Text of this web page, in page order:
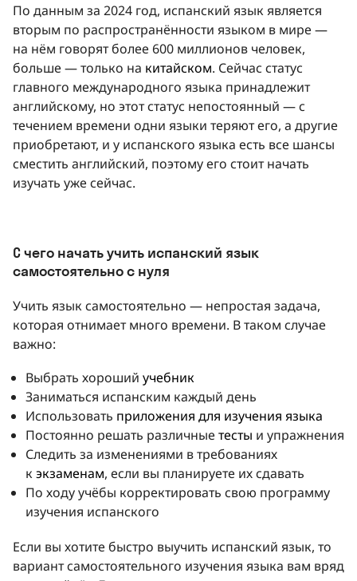
По данным за 2024 год, испанский язык является
вторым по распространённости языком в мире —
на нём говорят более 600 миллионов человек,
больше — только на китайском. Сейчас статус
главного международного языка принадлежит
английскому, но этот статус непостоянный — с
течением времени одни языки теряют его, а другие
приобретают, и у испанского языка есть все шансы
сместить английский, поэтому его стоит начать
изучать уже сейчас.
С чего начать учить испанский язык
самостоятельно с нуля
Учить язык самостоятельно — непростая задача,
которая отнимает много времени. В таком случае
важно:
Выбрать хороший учебник
Заниматься испанским каждый день
Использовать приложения для изучения языка
Постоянно решать различные тесты и упражнения
Следить за изменениями в требованиях
к экзаменам, если вы планируете их сдавать
По ходу учёбы корректировать свою программу
изучения испанского
Если вы хотите быстро выучить испанский язык, то
вариант самостоятельного изучения языка вам вряд